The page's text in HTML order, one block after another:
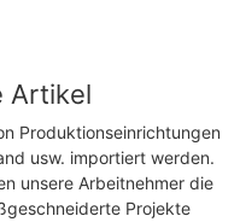
Artikel
Produktionseinrichtungen
usw. importiert werden.
unsere Arbeitnehmer die
Projekte